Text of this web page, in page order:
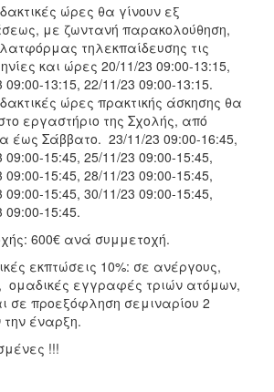
ώρες θα γίνουν εξ
με ζωντανή παρακολούθηση,
τηλεκπαίδευσης τις
και ώρες 20/11/23 09:00-13:15,
09:00-13:15, 22/11/23 09:00-13:15.
ώρες πρακτικής άσκησης θα
εργαστήριο της Σχολής, από
έως Σάββατο. 23/11/23 09:00-16:45,
09:00-15:45, 25/11/23 09:00-15:45,
09:00-15:45, 28/11/23 09:00-15:45,
09:00-15:45, 30/11/23 09:00-15:45,
09:00-15:45.
600€ ανά συμμετοχή.
εκπτώσεις 10%: σε ανέργους,
ομαδικές εγγραφές τριών ατόμων,
σε προεξόφληση σεμιναρίου 2
έναρξη.
!!!